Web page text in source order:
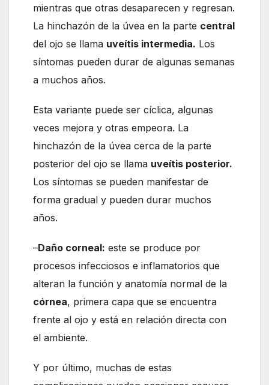
mientras que otras desaparecen y regresan.
La hinchazón de la úvea en la parte central
del ojo se llama uveítis intermedia. Los
síntomas pueden durar de algunas semanas
a muchos años.
Esta variante puede ser cíclica, algunas
veces mejora y otras empeora. La
hinchazón de la úvea cerca de la parte
posterior del ojo se llama uveítis posterior.
Los síntomas se pueden manifestar de
forma gradual y pueden durar muchos
años.
–Daño corneal: este se produce por
procesos infecciosos e inflamatorios que
alteran la función y anatomía normal de la
córnea, primera capa que se encuentra
frente al ojo y está en relación directa con
el ambiente.
Y por último, muchas de estas